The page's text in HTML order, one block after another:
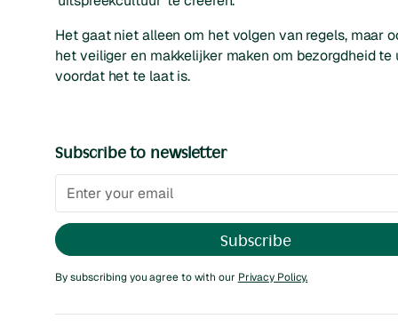
Het gaat niet alleen om het volgen van regels, maar
het veiliger en makkelijker maken om bezorgdheid te
voordat het te laat is.
Subscribe to newsletter
By subscribing you agree to with our Privacy Policy.